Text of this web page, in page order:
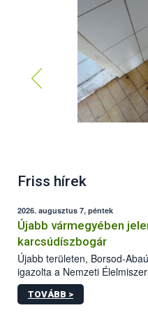
Friss hírek
2026. augusztus 7, péntek
Újabb vármegyében
karcsúdíszbogár
Újabb területen, Borsod-
igazolta a Nemzeti
kőrisrontó karcsúdíszbogár
kártevőt nem csak
TOVÁBB >